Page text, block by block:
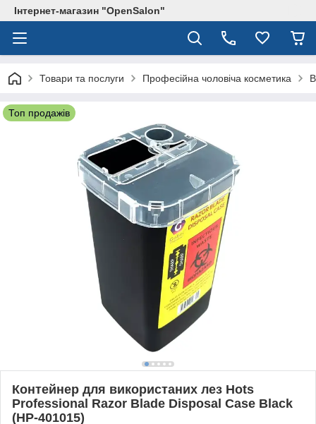
Інтернет-магазин "OpenSalon"
Товари та послуги Професійна чоловіча косметика
Топ продажів
Контейнер для використаних лез Hots
Professional Razor Blade Disposal Case Black
(HP-401015)